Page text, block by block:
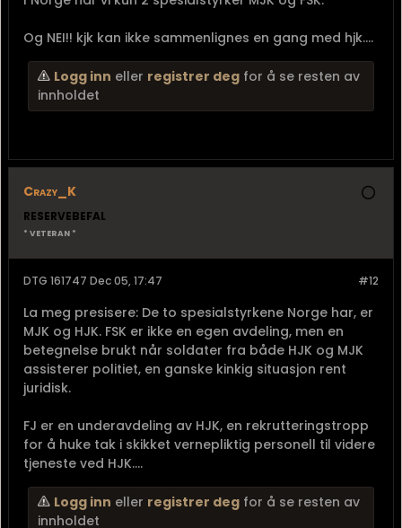
Og NEI!! kjk kan ikke sammenlignes en gang med hjk....
Logg inn eller registrer deg for å se resten av
innholdet
Crazy_K
RESERVEBEFAL
* VETERAN *
#12
DTG 161747 Dec 05, 17:47
La meg presisere: De to spesialstyrkene Norge har, er
MJK og HJK. FSK er ikke en egen avdeling, men en
betegnelse brukt når soldater fra både HJK og MJK
assisterer politiet, en ganske kinkig situasjon rent
juridisk.
FJ er en underavdeling av HJK, en rekrutteringstropp
for å huke tak i skikket vernepliktig personell til videre
tjeneste ved HJK....
Logg inn eller registrer deg for å se resten av
innholdet